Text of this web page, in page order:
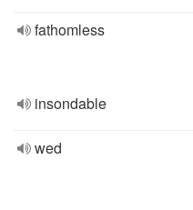
fathomless
insondable
wed